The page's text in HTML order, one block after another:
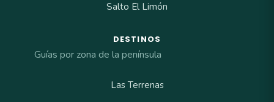
Salto El Limón
DESTINOS
Guías por zona de la península
Las Terrenas